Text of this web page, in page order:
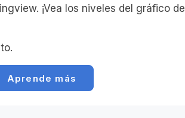
¡Vea los niveles del gráfico
Aprende más